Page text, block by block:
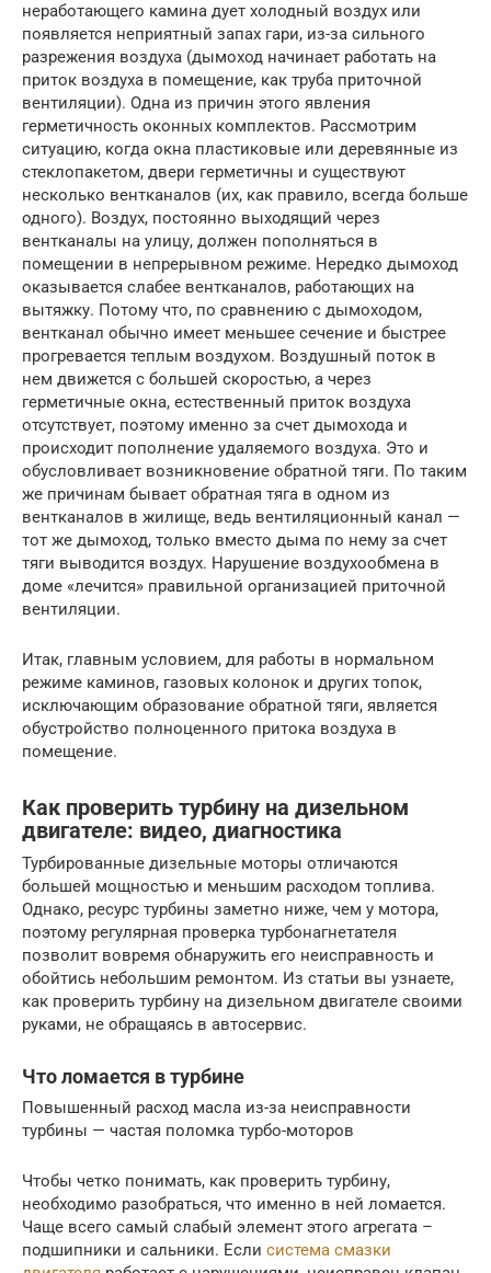
неработающего камина дует холодный воздух или
появляется неприятный запах гари, из-за сильного
разрежения воздуха (дымоход начинает работать на
приток воздуха в помещение, как труба приточной
вентиляции). Одна из причин этого явления
герметичность оконных комплектов. Рассмотрим
ситуацию, когда окна пластиковые или деревянные из
стеклопакетом, двери герметичны и существуют
несколько вентканалов (их, как правило, всегда больше
одного). Воздух, постоянно выходящий через
вентканалы на улицу, должен пополняться в
помещении в непрерывном режиме. Нередко дымоход
оказывается слабее вентканалов, работающих на
вытяжку. Потому что, по сравнению с дымоходом,
вентканал обычно имеет меньшее сечение и быстрее
прогревается теплым воздухом. Воздушный поток в
нем движется с большей скоростью, а через
герметичные окна, естественный приток воздуха
отсутствует, поэтому именно за счет дымохода и
происходит пополнение удаляемого воздуха. Это и
обусловливает возникновение обратной тяги. По таким
же причинам бывает обратная тяга в одном из
вентканалов в жилище, ведь вентиляционный канал —
тот же дымоход, только вместо дыма по нему за счет
тяги выводится воздух. Нарушение воздухообмена в
доме «лечится» правильной организацией приточной
вентиляции.
Итак, главным условием, для работы в нормальном
режиме каминов, газовых колонок и других топок,
исключающим образование обратной тяги, является
обустройство полноценного притока воздуха в
помещение.
Как проверить турбину на дизельном
двигателе: видео, диагностика
Турбированные дизельные моторы отличаются
большей мощностью и меньшим расходом топлива.
Однако, ресурс турбины заметно ниже, чем у мотора,
поэтому регулярная проверка турбонагнетателя
позволит вовремя обнаружить его неисправность и
обойтись небольшим ремонтом. Из статьи вы узнаете,
как проверить турбину на дизельном двигателе своими
руками, не обращаясь в автосервис.
Что ломается в турбине
Повышенный расход масла из-за неисправности
турбины — частая поломка турбо-моторов
Чтобы четко понимать, как проверить турбину,
необходимо разобраться, что именно в ней ломается.
Чаще всего самый слабый элемент этого агрегата –
подшипники и сальники. Если система смазки